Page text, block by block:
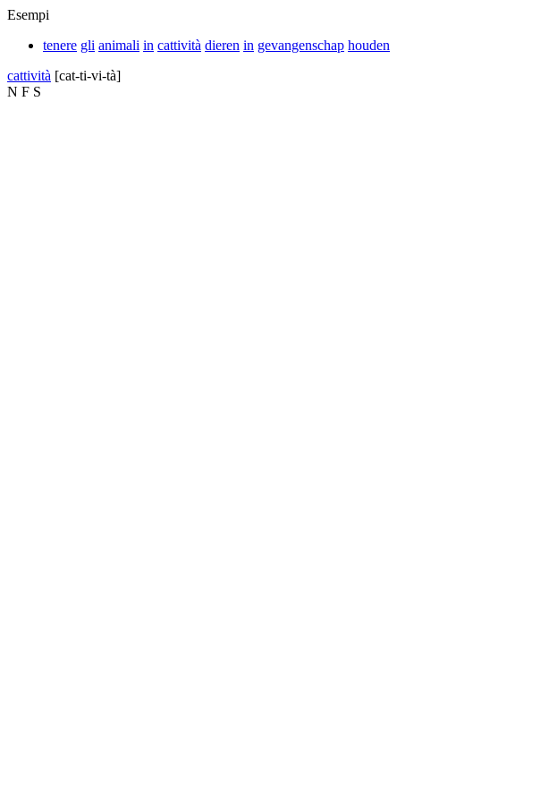
Esempi
tenere gli animali in cattività dieren in gevangenschap houden
cattività [cat-ti-vi-tà]
N F S